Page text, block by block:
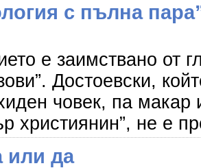
с пълна
е заимствано от
Достоевски,
човек, па макар
християнин”, не е
или да